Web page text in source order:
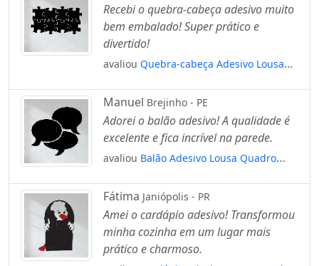
Recebi o quebra-cabeça adesivo muito
bem embalado! Super prático e
divertido!
avaliou Quebra-cabeça Adesivo Lousa
com Giz Mod:32
Manuel Brejinho - PE
Adorei o balão adesivo! A qualidade é
excelente e fica incrível na parede.
avaliou Balão Adesivo Lousa Quadro
Mod:65
Fátima Janiópolis - PR
Amei o cardápio adesivo! Transformou
minha cozinha em um lugar mais
prático e charmoso.